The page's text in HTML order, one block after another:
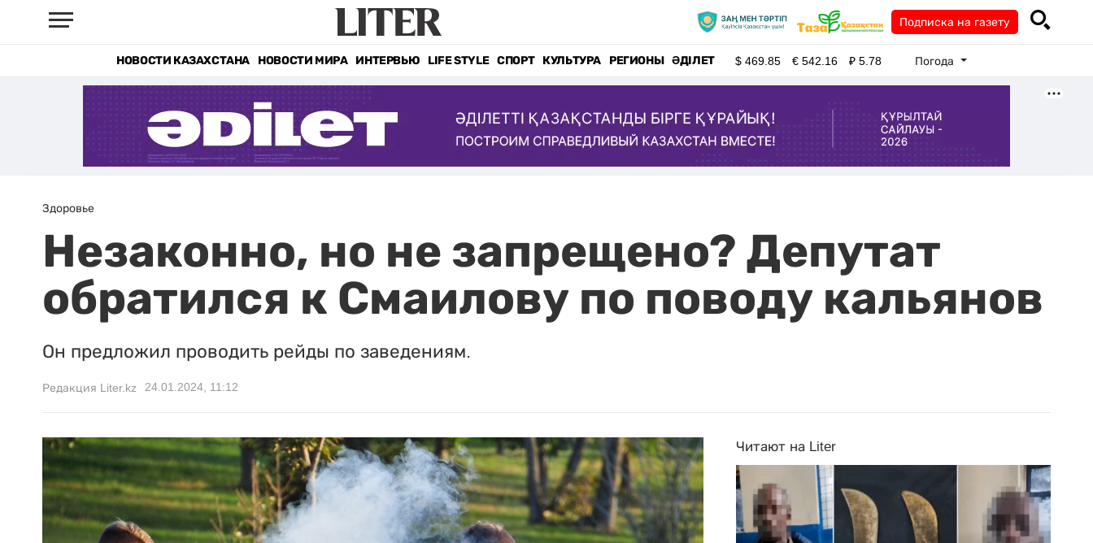
Подписка на газету
НОВОСТИ КАЗАХСТАНА НОВОСТИ МИРА ИНТЕРВЬЮ LIFE STYLE СПОРТ КУЛЬТУРА РЕГИОНЫ ӘДІЛЕТ $469.85 €542.16 ₽5.78 Погода
Здоровье
Незаконно, но не запрещено? Депутат
обратился к Смаилову по поводу кальянов
Он предложил проводить рейды по заведениям.
Редакция Liter.kz 24.01.2024, 11:12
Читают на Liter